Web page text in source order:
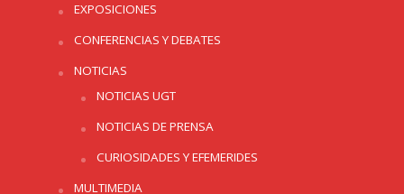
EXPOSICIONES
CONFERENCIAS Y DEBATES
NOTICIAS
NOTICIAS UGT
NOTICIAS DE PRENSA
CURIOSIDADES Y EFEMERIDES
MULTIMEDIA